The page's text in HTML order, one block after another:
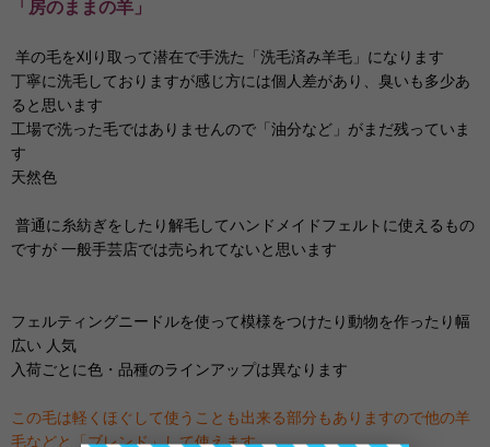
「房のままの羊」
羊の毛を刈り取って潜在で手洗た「洗毛済み羊毛」になります
丁寧に洗毛しておりますが感じ方には個人差があり、臭いも多少あ
ると思います
工場で洗った毛ではありませんので「油分など」がまだ残っていま
す
天然色
普通に糸紡ぎをしたり解毛してハンドメイドフェルトに使えるもの
ですが 一般手芸店では売られてないと思います
フェルティングニードルを使って模様をつけたり動物を作ったり幅
広い 人気
入荷ごとに色・品種のラインアップは異なります
この毛は軽くほぐして使うことも出来る部分もありますので他の羊
毛などと「ブレンド」して使えます